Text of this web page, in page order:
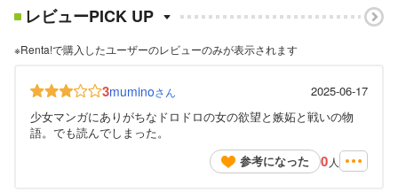
レビューPICK UP
※Renta!で購入したユーザーのレビューのみが表示されます
3muminoさん
2025-06-17
少女マンガにありがちなドロドロの女の欲望と嫉妬と戦いの物
語。でも読んでしまった。
参考になった
0 人